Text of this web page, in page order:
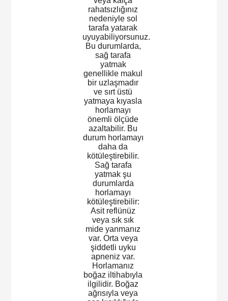
rahatsızlığınız
nedeniyle sol
tarafa yatarak
uyuyabiliyorsunuz.
Bu durumlarda,
sağ tarafa
yatmak
genellikle makul
bir uzlaşmadır
ve sırt üstü
yatmaya kıyasla
horlamayı
önemli ölçüde
azaltabilir. Bu
durum horlamayı
daha da
kötüleştirebilir.
Sağ tarafa
yatmak şu
durumlarda
horlamayı
kötüleştirebilir:
Asit reflünüz
veya sık sık
mide yanmanız
var. Orta veya
şiddetli uyku
apneniz var.
Horlamanız
boğaz iltihabıyla
ilgilidir. Boğaz
ağrısıyla veya